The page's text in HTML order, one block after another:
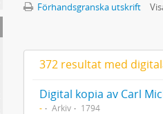
Förhandsgranska utskrift
372 resultat med
- Arkiv 1794